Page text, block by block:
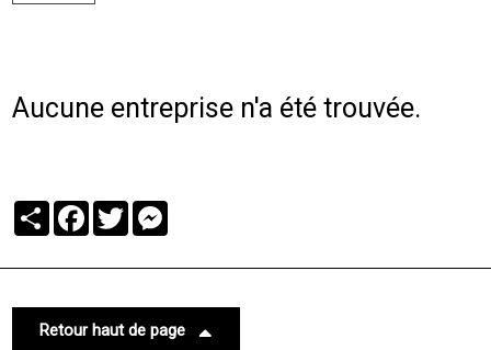
Aucune entreprise n'a été trouvée.
PartagerFacebook
Twitter
Retour haut de page